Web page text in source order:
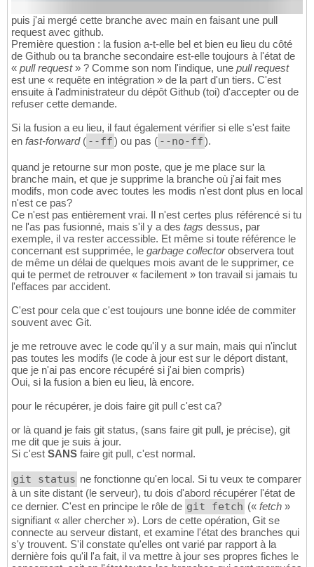
puis j'ai mergé cette branche avec main en faisant une pull
request avec github.
Première question : la fusion a-t-elle bel et bien eu lieu du côté
de Github ou ta branche secondaire est-elle toujours à l'état de
« pull request» ? Comme son nom l'indique, une pull request
est une « requête en intégration » de la part d'un tiers. C'est
ensuite à l'administrateur du dépôt Github (toi) d'accepter ou de
refuser cette demande.
Si la fusion a eu lieu, il faut également vérifier si elle s'est faite
en fast-forward( --ff) ou pas ( --no-ff).
quand je retourne sur mon poste, que je me place sur la
branche main, et que je supprime la branche où j'ai fait mes
modifs, mon code avec toutes les modis n'est dont plus en local
n'est ce pas?
Ce n'est pas entièrement vrai. Il n'est certes plus référencé si tu
ne l'as pas fusionné, mais s'il y a des tags dessus, par
exemple, il va rester accessible. Et même si toute référence le
concernant est supprimée, le garbage collectorobservera tout
de même un délai de quelques mois avant de le supprimer, ce
qui te permet de retrouver « facilement » ton travail si jamais tu
l'effaces par accident.
C'est pour cela que c'est toujours une bonne idée de commiter
souvent avec Git.
je me retrouve avec le code qu'il y a sur main, mais qui n'inclut
pas toutes les modifs (le code à jour est sur le déport distant,
que je n'ai pas encore récupéré si j'ai bien compris)
Oui, si la fusion a bien eu lieu, là encore.
pour le récupérer, je dois faire git pull c'est ca?
or là quand je fais git status, (sans faire git pull, je précise), git
me dit que je suis à jour.
Si c'est SANS faire git pull, c'est normal.
git status ne fonctionne qu'en local. Si tu veux te comparer
à un site distant (le serveur), tu dois d'abord récupérer l'état de
ce dernier. C'est en principe le rôle de git fetch (« fetch »
signifiant « aller chercher »). Lors de cette opération, Git se
connecte au serveur distant, et examine l'état des branches qui
s'y trouvent. S'il constate qu'elles ont varié par rapport à la
dernière fois qu'il l'a fait, il va mettre à jour ses propres fiches le